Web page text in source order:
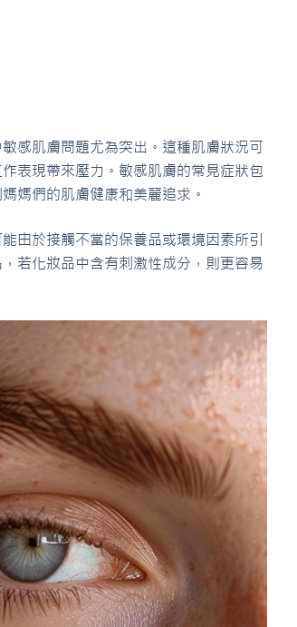
感肌膚問題尤為突出。這種肌膚狀況可
表現帶來壓力。敏感肌膚的常見症狀包
媽們的肌膚健康和美麗追求。
由於接觸不當的保養品或環境因素所引
若化妝品中含有刺激性成分，則更容易